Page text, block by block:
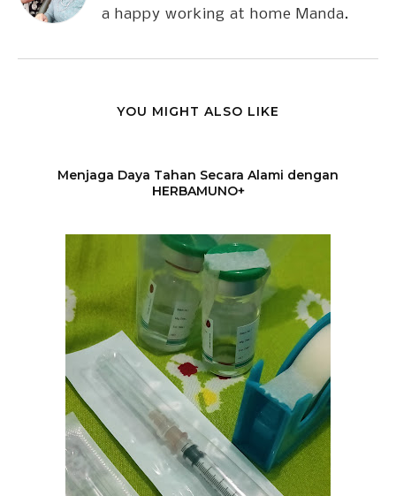
a happy working at home Manda.
YOU MIGHT ALSO LIKE
Menjaga Daya Tahan Secara Alami dengan
HERBAMUNO+